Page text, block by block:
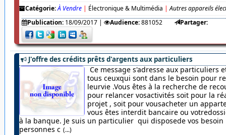
Catégorie:À Vendre | Électronique & Multimédia | Autres appareils
Publication: 18/09/2017| Audience:881052 Partager:
J'offre des crédits prêts d'argents aux particuliers
Ce message s'adresse aux particuliers
tous ceuxqui sont dans le besoin pour
leurvie .Vous êtes à la recherche de
pour relancer vosactivités soit pour la
projet , soit pour vousacheter un
vous êtes interdit bancaire ou
à la banque. Je suis un particulier qui disposede vos
personnes c (...)